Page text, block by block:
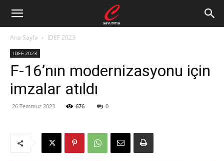
Ana Sayfa IDEF 2023
IDEF 2023
F-16’nın modernizasyonu için
imzalar atıldı
26 Temmuz 2023 676 0